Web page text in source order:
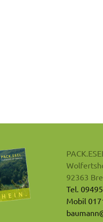
92363
Tel.
Mobil